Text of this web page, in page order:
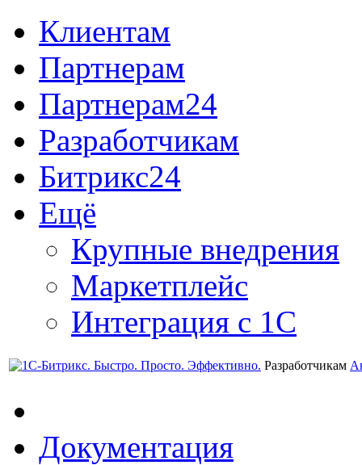
Клиентам
Партнерам
Партнерам24
Разработчикам
Битрикс24
Ещё
Крупные внедрения
Маркетплейс
Интеграция с 1С
Разработчикам
Документация